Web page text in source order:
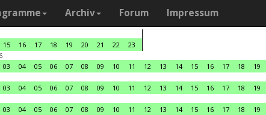
Archiv Forum Impressum
15 16 17 18 19 20 21 22
23
03 04 05 06 07 08 09 10 11 12 13 14 15 16 17 18 19
03 04 05 06 07 08 09 10 11 12 13 14 15 16 17 18 19
03 04 05 06 07 08 09 10 11 12 13 14 15 16 17 18 19